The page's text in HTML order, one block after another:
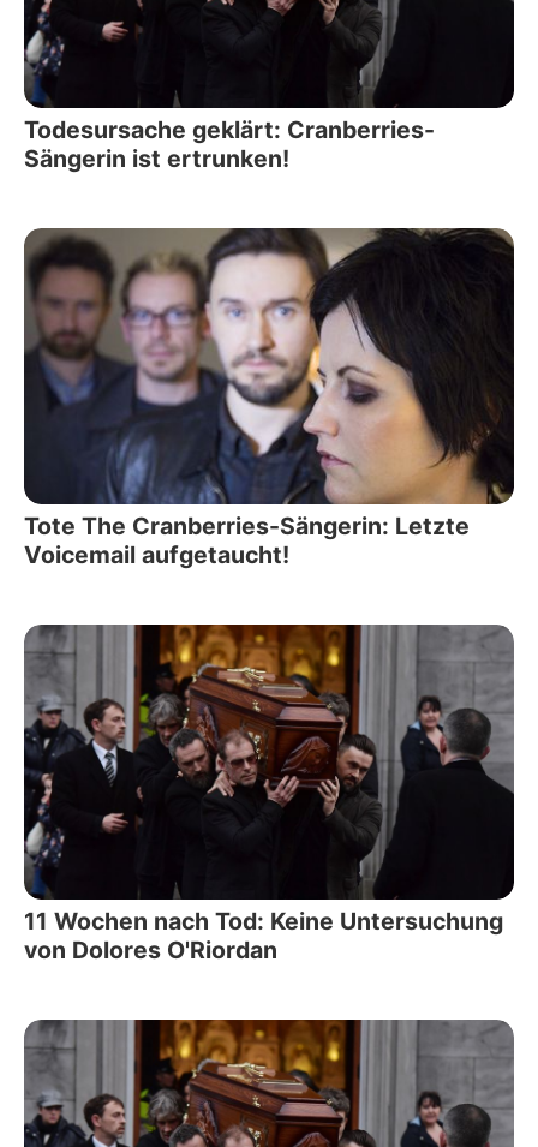
Todesursache geklärt: Cranberries-
Sängerin ist ertrunken!
Tote The Cranberries-Sängerin: Letzte
Voicemail aufgetaucht!
11 Wochen nach Tod: Keine Untersuchung
von Dolores O'Riordan